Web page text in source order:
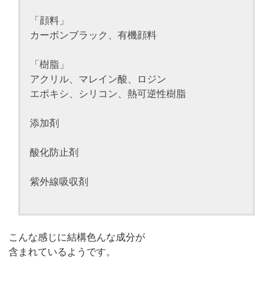
「顔料」
カーボンブラック、有機顔料
「樹脂」
アクリル、マレイン酸、ロジン
エポキシ、シリコン、熱可逆性樹脂
添加剤
酸化防止剤
紫外線吸収剤
こんな感じに結構色んな成分が
含まれているようです。